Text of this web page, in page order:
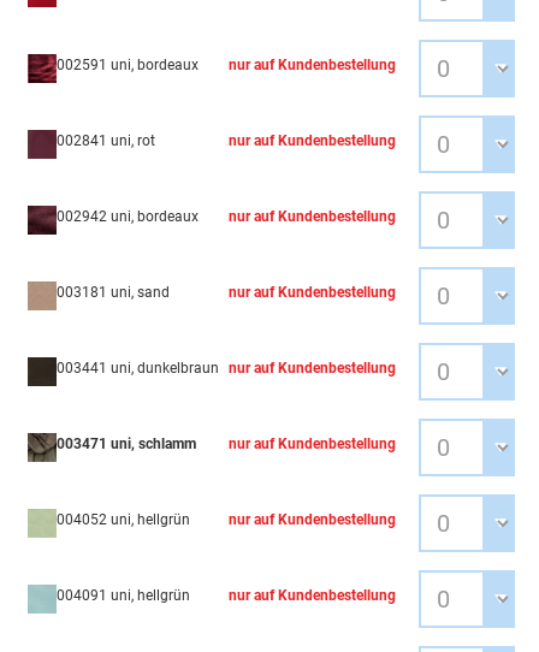
002591 uni, bordeaux nur auf Kundenbestellung
002841 uni, rot nur auf Kundenbestellung
002942 uni, bordeaux nur auf Kundenbestellung
003181 uni, sand nur auf Kundenbestellung
003441 uni, dunkelbraun nur auf Kundenbestellung
003471 uni, schlamm nur auf Kundenbestellung
004052 uni, hellgrün nur auf Kundenbestellung
004091 uni, hellgrün nur auf Kundenbestellung